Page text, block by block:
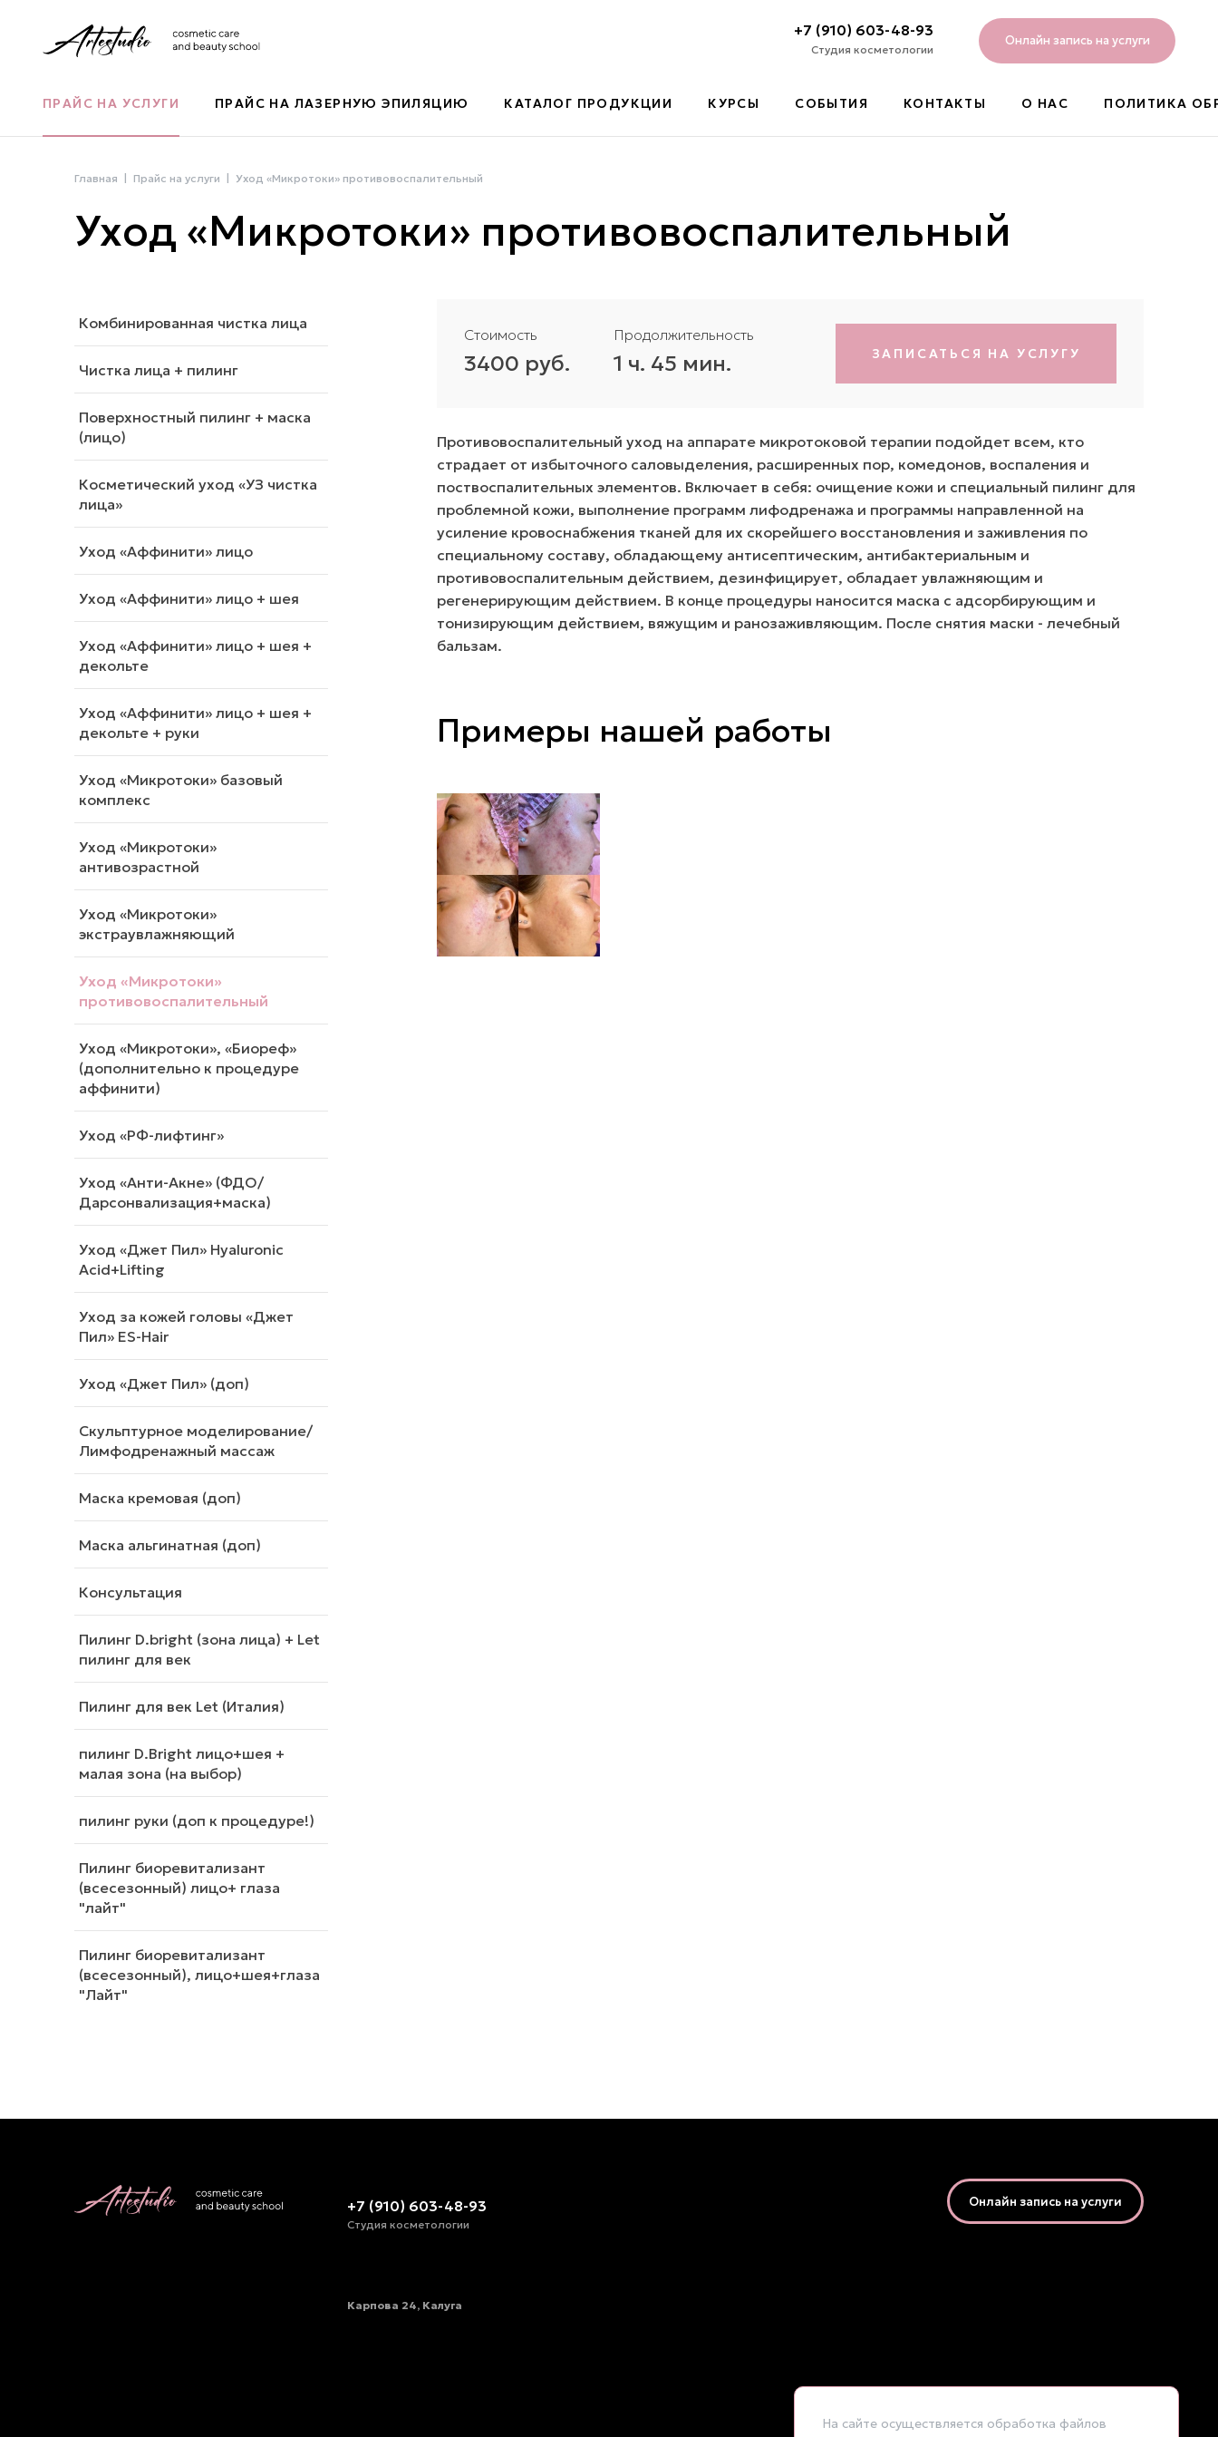
+7 (910) 603-48-93
Студия косметологии
Онлайн запись на услуги
ПРАЙС НА УСЛУГИ ПРАЙС НА ЛАЗЕРНУЮ ЭПИЛЯЦИЮ КАТАЛОГ ПРОДУКЦИИ КУРСЫ СОБЫТИЯ КОНТАКТЫ О НАС ПОЛИТИКА
Главная Прайс на услуги Уход «Микротоки» противовоспалительный
Уход «Микротоки» противовоспалительный
Комбинированная чистка лица
Чистка лица + пилинг
Поверхностный пилинг + маска
(лицо)
Косметический уход «УЗ чистка
лица»
Уход «Аффинити» лицо
Уход «Аффинити» лицо + шея
Уход «Аффинити» лицо + шея +
декольте
Уход «Аффинити» лицо + шея +
декольте + руки
Уход «Микротоки» базовый
комплекс
Уход «Микротоки»
антивозрастной
Уход «Микротоки»
экстраувлажняющий
Уход «Микротоки»
противовоспалительный
Уход «Микротоки», «Биореф»
(дополнительно к процедуре
аффинити)
Уход «РФ-лифтинг»
Уход «Анти-Акне» (ФДО/
Дарсонвализация+маска)
Уход «Джет Пил» Hyaluronic
Acid+Lifting
Уход за кожей головы «Джет
Пил» ES-Hair
Уход «Джет Пил» (доп)
Скульптурное моделирование/
Лимфодренажный массаж
Маска кремовая (доп)
Маска альгинатная (доп)
Консультация
Пилинг D.bright (зона лица) + Let
пилинг для век
Пилинг для век Let (Италия)
пилинг D.Bright лицо+шея +
малая зона (на выбор)
пилинг руки (доп к процедуре!)
Пилинг биоревитализант
(всесезонный) лицо+ глаза
"лайт"
Пилинг биоревитализант
(всесезонный), лицо+шея+глаза
"Лайт"
Стоимость
3400 руб.
Продолжительность
1 ч. 45 мин. ЗАПИСАТЬСЯ НА УСЛУГУ
Противовоспалительный уход на аппарате микротоковой терапии подойдет всем, кто
страдает от избыточного саловыделения, расширенных пор, комедонов, воспаления и
поствоспалительных элементов. Включает в себя: очищение кожи и специальный пилинг для
проблемной кожи, выполнение программ лифодренажа и программы направленной на
усиление кровоснабжения тканей для их скорейшего восстановления и заживления по
специальному составу, обладающему антисептическим, антибактериальным и
противовоспалительным действием, дезинфицирует, обладает увлажняющим и
регенерирующим действием. В конце процедуры наносится маска с адсорбирующим и
тонизирующим действием, вяжущим и ранозаживляющим. После снятия маски - лечебный
бальзам.
Примеры нашей работы
+7 (910) 603-48-93
Студия косметологии
Карпова 24, Калуга
Онлайн запись на услуги
На сайте осуществляется обработка файлов